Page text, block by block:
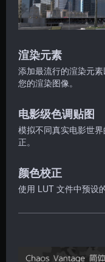
渲染元素
添加最流行的渲染元
您的渲染图像。
电影级色调贴图
模拟不同真实电影世
正。
颜色校正
使用 LUT 文件中预设